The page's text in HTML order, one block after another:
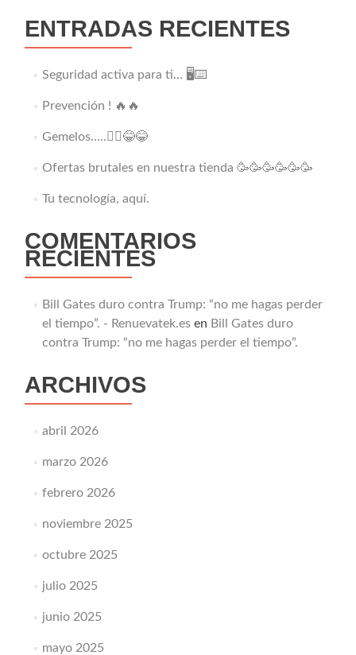
ENTRADAS RECIENTES
Seguridad activa para ti… 🖥️⌨️
Prevención ! 🔥🔥
Gemelos…..👯‍♂️😂😂
Ofertas brutales en nuestra tienda 🥳🥳🥳🥳🥳🥳
Tu tecnología, aquí.
COMENTARIOS
RECIENTES
Bill Gates duro contra Trump: “no me hagas perder
el tiempo”. - Renuevatek.esen Bill Gates duro
contra Trump: “no me hagas perder el tiempo”.
ARCHIVOS
abril 2026
marzo 2026
febrero 2026
noviembre 2025
octubre 2025
julio 2025
junio 2025
mayo 2025